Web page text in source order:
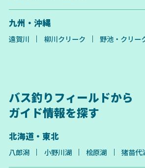
九州・沖縄
遠賀川 柳川クリーク 野池・クリー
バス釣りフィールドから
ガイド情報を探す
北海道・東北
八郎潟 小野川湖 桧原湖 猪苗代